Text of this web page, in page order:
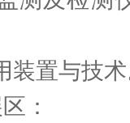
装置与技
：